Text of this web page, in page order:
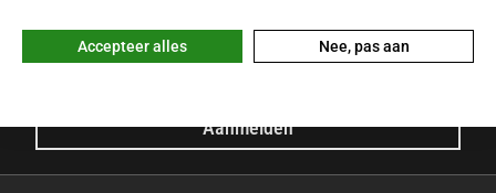
E-mailadres
Aanmelden
Accepteer alles Nee, pas aan